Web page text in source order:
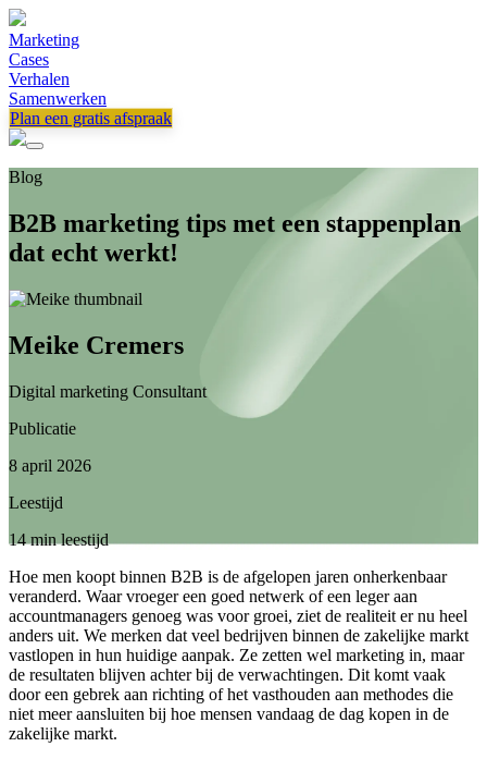
Marketing
Cases
Verhalen
Samenwerken
Plan een gratis afspraak
Blog
B2B marketing tips met een stappenplan
dat echt werkt!
Meike Cremers
Digital marketing Consultant
Publicatie
8 april 2026
Leestijd
14 min leestijd
Hoe men koopt binnen B2B is de afgelopen jaren onherkenbaar
veranderd. Waar vroeger een goed netwerk of een leger aan
accountmanagers genoeg was voor groei, ziet de realiteit er nu heel
anders uit. We merken dat veel bedrijven binnen de zakelijke markt
vastlopen in hun huidige aanpak. Ze zetten wel marketing in, maar
de resultaten blijven achter bij de verwachtingen. Dit komt vaak
door een gebrek aan richting of het vasthouden aan methodes die
niet meer aansluiten bij hoe mensen vandaag de dag kopen in de
zakelijke markt.